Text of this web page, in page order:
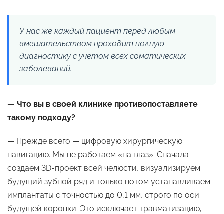
У нас же каждый пациент перед любым
вмешательством проходит полную
диагностику с учетом всех соматических
заболеваний.
— Что вы в своей клинике противопоставляете
такому подходу?
— Прежде всего — цифровую хирургическую
навигацию. Мы не работаем «на глаз». Сначала
создаем 3D-проект всей челюсти, визуализируем
будущий зубной ряд и только потом устанавливаем
имплантаты с точностью до 0,1 мм, строго по оси
будущей коронки. Это исключает травматизацию,